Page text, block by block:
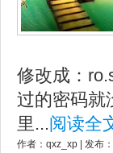
修改成：
过的密码就
里...阅读全
作者：qxz_xp | 发布